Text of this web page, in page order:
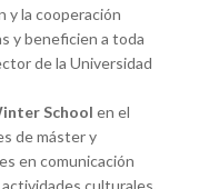
y la cooperación
y beneficien a toda
de la Universidad
School en el
de máster y
en comunicación
culturales,